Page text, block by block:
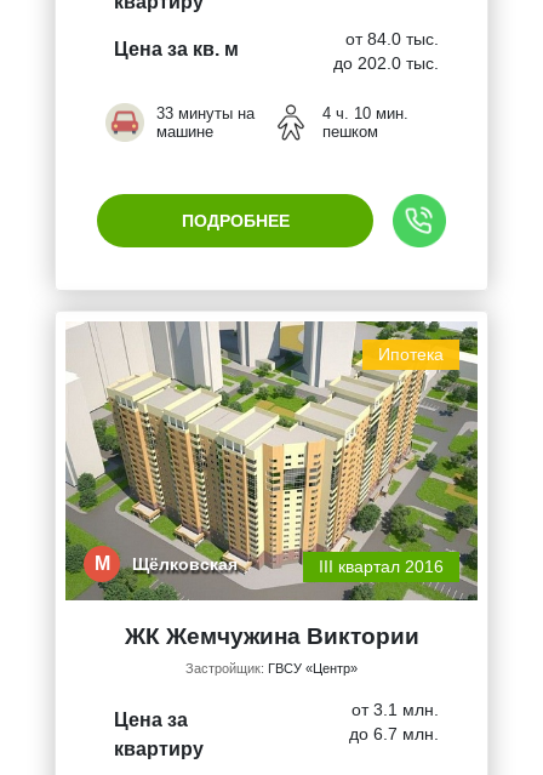
Цена за кв. м
от 84.0 тыс.
до 202.0 тыс.
33 минуты на
машине
4 ч. 10 мин.
пешком
ПОДРОБНЕЕ
Ипотека
М Щёлковская III квартал 2016
ЖК Жемчужина Виктории
Застройщик: ГВСУ «Центр»
Цена за
квартиру
от 3.1 млн.
до 6.7 млн.